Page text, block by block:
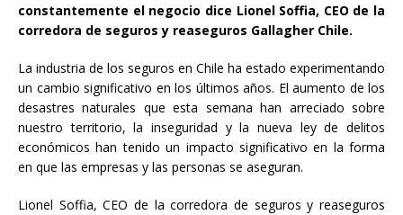
constantemente el negocio dice Lionel Soffia, CEO de la
corredora de seguros y reaseguros Gallagher Chile.
La industria de los seguros en Chile ha estado experimentando
un cambio significativo en los últimos años. El aumento de los
desastres naturales que esta semana han arreciado sobre
nuestro territorio, la inseguridad y la nueva ley de delitos
económicos han tenido un impacto significativo en la forma
en que las empresas y las personas se aseguran.
Lionel Soffia, CEO de la corredora de seguros y reaseguros